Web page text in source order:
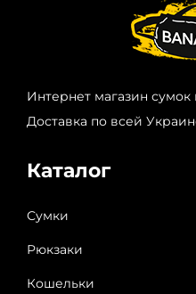
Интернет магазин
Доставка по всей
Каталог
Сумки
Рюкзаки
Кошельки